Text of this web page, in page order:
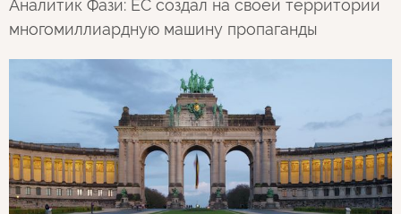
Аналитик Фази: ЕС создал на своей территории
многомиллиардную машину пропаганды